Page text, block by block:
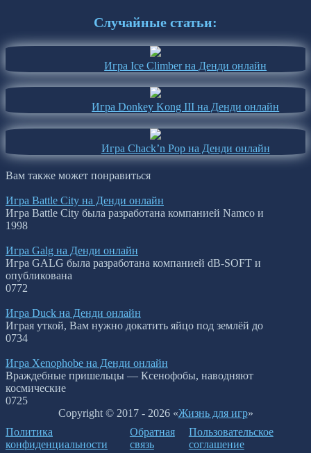
Случайные статьи:
Игра Ice Climber на Денди онлайн
Игра Donkey Kong III на Денди онлайн
Игра Chack’n Pop на Денди онлайн
Вам также может понравиться
Игра Battle City на Денди онлайн
Игра Battle City была разработана компанией Namco и
1998
Игра Galg на Денди онлайн
Игра GALG была разработана компанией dB-SOFT и
опубликована
0772
Игра Duck на Денди онлайн
Играя уткой, Вам нужно докатить яйцо под землёй до
0734
Игра Xenophobe на Денди онлайн
Враждебные пришельцы — Ксенофобы, наводняют
космические
0725
Copyright © 2017 - 2026 «Жизнь для игр»
Политика
конфиденциальности
Обратная
связь
Пользовательское
соглашение